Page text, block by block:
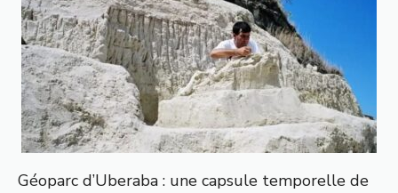
Géoparc d’Uberaba : une capsule temporelle de